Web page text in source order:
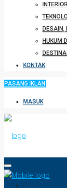
DESAIN,
HUKUM
KONTAK
PASANG IKLAN
MASUK